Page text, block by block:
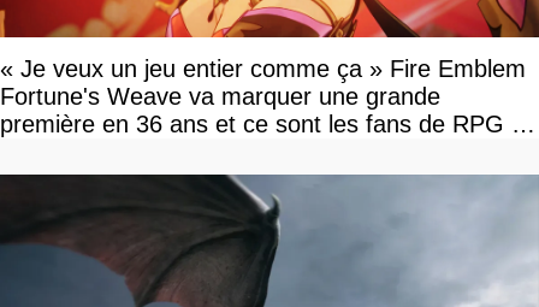
« Je veux un jeu entier comme ça » Fire Emblem
Fortune's Weave va marquer une grande
première en 36 ans et ce sont les fans de RPG en